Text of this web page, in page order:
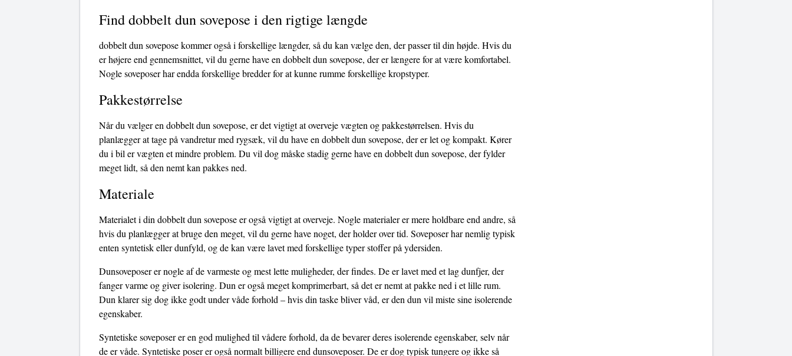
Find dobbelt dun sovepose i den rigtige længde
dobbelt dun sovepose kommer også i forskellige længder, så du kan vælge den, der passer til din højde. Hvis du
er højere end gennemsnittet, vil du gerne have en dobbelt dun sovepose, der er længere for at være komfortabel.
Nogle soveposer har endda forskellige bredder for at kunne rumme forskellige kropstyper.
Pakkestørrelse
Når du vælger en dobbelt dun sovepose, er det vigtigt at overveje vægten og pakkestørrelsen. Hvis du
planlægger at tage på vandretur med rygsæk, vil du have en dobbelt dun sovepose, der er let og kompakt. Kører
du i bil er vægten et mindre problem. Du vil dog måske stadig gerne have en dobbelt dun sovepose, der fylder
meget lidt, så den nemt kan pakkes ned.
Materiale
Materialet i din dobbelt dun sovepose er også vigtigt at overveje. Nogle materialer er mere holdbare end andre, så
hvis du planlægger at bruge den meget, vil du gerne have noget, der holder over tid. Soveposer har nemlig typisk
enten syntetisk eller dunfyld, og de kan være lavet med forskellige typer stoffer på ydersiden.
Dunsoveposer er nogle af de varmeste og mest lette muligheder, der findes. De er lavet med et lag dunfjer, der
fanger varme og giver isolering. Dun er også meget komprimerbart, så det er nemt at pakke ned i et lille rum.
Dun klarer sig dog ikke godt under våde forhold – hvis din taske bliver våd, er den dun vil miste sine isolerende
egenskaber.
Syntetiske soveposer er en god mulighed til vådere forhold, da de bevarer deres isolerende egenskaber, selv når
de er våde. Syntetiske poser er også normalt billigere end dunsoveposer. De er dog typisk tungere og ikke så